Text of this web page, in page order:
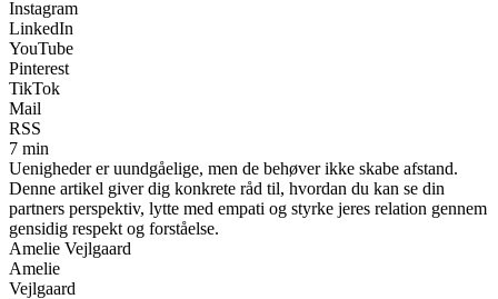
Instagram
LinkedIn
YouTube
Pinterest
TikTok
Mail
RSS
7 min
Uenigheder er uundgåelige, men de behøver ikke skabe afstand.
Denne artikel giver dig konkrete råd til, hvordan du kan se din
partners perspektiv, lytte med empati og styrke jeres relation gennem
gensidig respekt og forståelse.
Amelie Vejlgaard
Amelie
Vejlgaard